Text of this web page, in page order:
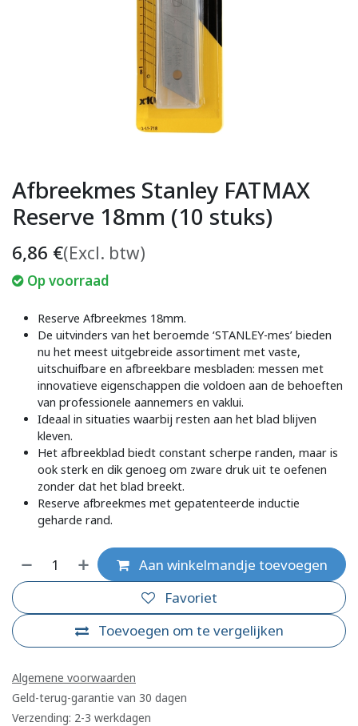
Afbreekmes Stanley FATMAX
Reserve 18mm (10 stuks)
6,86 €(Excl. btw)
Op voorraad
Reserve Afbreekmes 18mm.
De uitvinders van het beroemde ‘STANLEY-mes’ bieden
nu het meest uitgebreide assortiment met vaste,
uitschuifbare en afbreekbare mesbladen: messen met
innovatieve eigenschappen die voldoen aan de behoeften
van professionele aannemers en vaklui.
Ideaal in situaties waarbij resten aan het blad blijven
kleven.
Het afbreekblad biedt constant scherpe randen, maar is
ook sterk en dik genoeg om zware druk uit te oefenen
zonder dat het blad breekt.
Reserve afbreekmes met gepatenteerde inductie
geharde rand.
Aan winkelmandje toevoegen
Toevoegen om te vergelijken
Favoriet
Algemene voorwaarden
Geld-terug-garantie van 30 dagen
Verzending: 2-3 werkdagen